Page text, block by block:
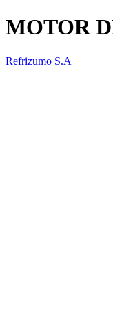
MOTOR
Refrizumo S.A